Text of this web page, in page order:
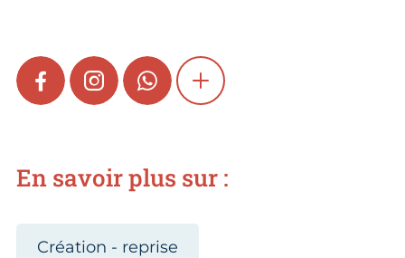
FACEBOOKINSTAGRAMWHATSAPPSHOW MORE
En savoir plus sur :
Création - reprise